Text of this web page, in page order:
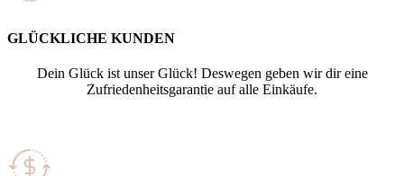
GLÜCKLICHE KUNDEN
Dein Glück ist unser Glück! Deswegen geben wir dir eine
Zufriedenheitsgarantie auf alle Einkäufe.